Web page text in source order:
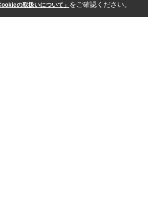
の取扱いについて」 をご確認ください。